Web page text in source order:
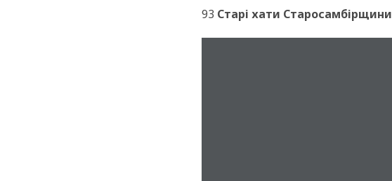
93 Старі хати Старосамбірщини